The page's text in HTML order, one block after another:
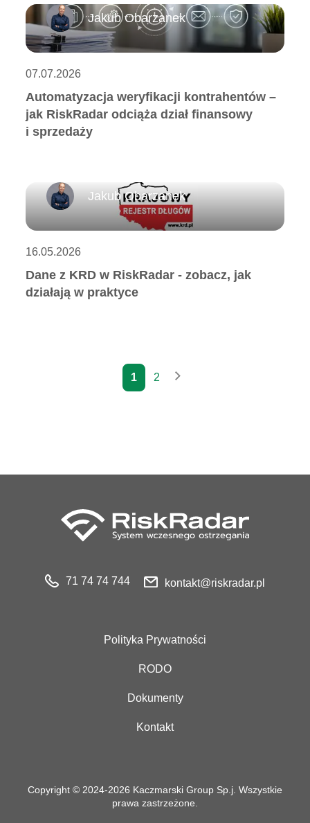
Jakub Obarzanek
07.07.2026
Automatyzacja weryfikacji kontrahentów –
jak RiskRadar odciąża dział finansowy
i sprzedaży
Jakub Obarzanek
16.05.2026
Dane z KRD w RiskRadar - zobacz, jak
działają w praktyce
1 2
71 74 74 744 kontakt@riskradar.pl
Polityka Prywatności
RODO
Dokumenty
Kontakt
Copyright © 2024-2026 Kaczmarski Group Sp.j. Wszystkie
prawa zastrzeżone.